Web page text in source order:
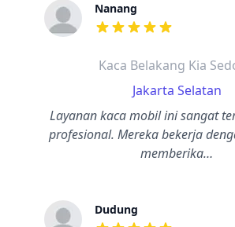
Nanang
dari ulasan adalah
Kaca Belakang Kia
Jakarta Selatan
Layanan kaca mobil ini sangat
profesional. Mereka bekerja
memberika…
Dudung